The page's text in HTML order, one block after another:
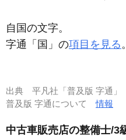
自国の文字。
字通「国」の項目を見る。
出典 平凡社「普及版 字通」
普及版 字通について情報
中古車販売店の整備士/3